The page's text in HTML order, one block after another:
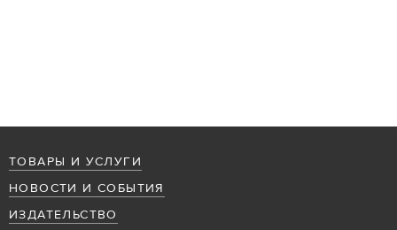
ТОВАРЫ И УСЛУГИ
НОВОСТИ И СОБЫТИЯ
ИЗДАТЕЛЬСТВО